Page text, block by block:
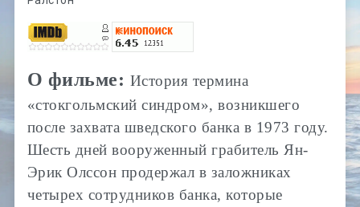
О фильме: История термина
«стокгольмский синдром», возникшего
после захвата шведского банка в 1973 году.
Шесть дней вооруженный грабитель Ян-
Эрик Олссон продержал в заложниках
четырех сотрудников банка, которые